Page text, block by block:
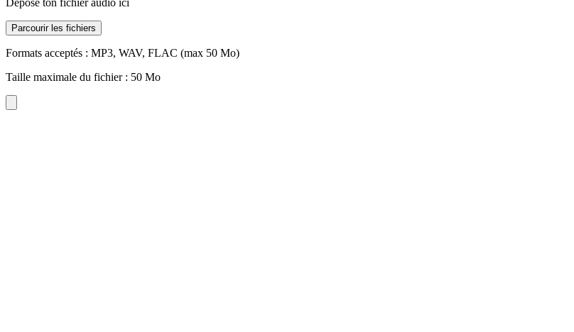
Dépose ton fichier audio ici
Parcourir les fichiers
Formats acceptés : MP3, WAV, FLAC (max 50 Mo)
Taille maximale du fichier : 50 Mo